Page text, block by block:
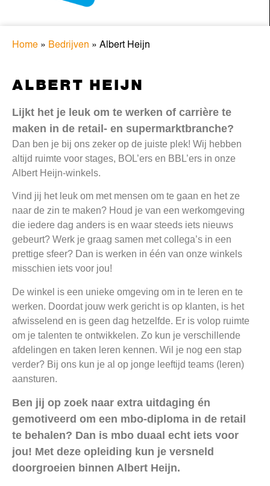
Home » Bedrijven » Albert Heijn
ALBERT HEIJN
Lijkt het je leuk om te werken of carrière te
maken in de retail- en supermarktbranche?
Dan ben je bij ons zeker op de juiste plek! Wij hebben
altijd ruimte voor stages, BOL’ers en BBL’ers in onze
Albert Heijn-winkels.
Vind jij het leuk om met mensen om te gaan en het ze
naar de zin te maken? Houd je van een werkomgeving
die iedere dag anders is en waar steeds iets nieuws
gebeurt? Werk je graag samen met collega’s in een
prettige sfeer? Dan is werken in één van onze winkels
misschien iets voor jou!
De winkel is een unieke omgeving om in te leren en te
werken. Doordat jouw werk gericht is op klanten, is het
afwisselend en is geen dag hetzelfde. Er is volop ruimte
om je talenten te ontwikkelen. Zo kun je verschillende
afdelingen en taken leren kennen. Wil je nog een stap
verder? Bij ons kun je al op jonge leeftijd teams (leren)
aansturen.
Ben jij op zoek naar extra uitdaging én
gemotiveerd om een mbo-diploma in de retail
te behalen? Dan is mbo duaal echt iets voor
jou! Met deze opleiding kun je versneld
doorgroeien binnen Albert Heijn.